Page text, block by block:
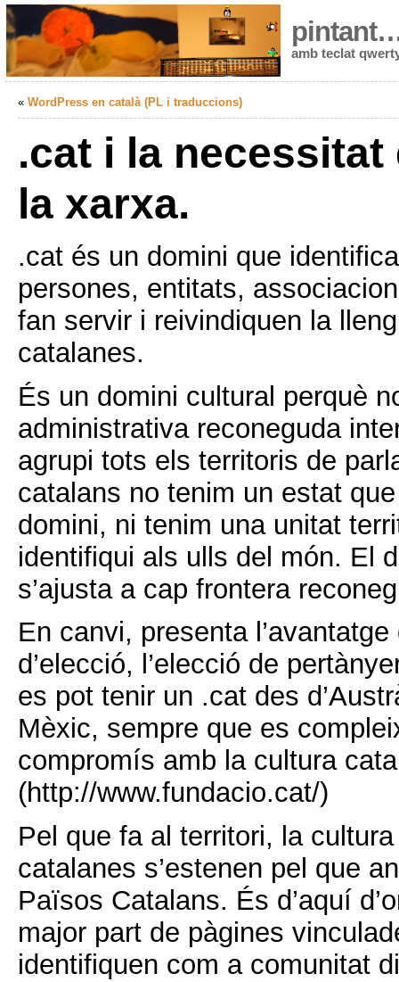
amb teclat
« WordPress en català (PL i traduccions)
.cat i la necessitat
la xarxa.
.cat és un domini que
persones, entitats,
fan servir i reivindiquen la
catalanes.
És un domini cultural perquè
administrativa reconeguda
agrupi tots els territoris de
catalans no tenim un estat
domini, ni tenim una unitat
identifiqui als ulls del món. El
s’ajusta a cap frontera
En canvi, presenta
d’elecció, l’elecció de
es pot tenir un .cat des
Mèxic, sempre que es
compromís amb la cultura
(http://www.fundacio.cat/)
Pel que fa al territori, la
catalanes s’estenen pel que
Països Catalans. És d’aquí
major part de pàgines
identifiquen com a comunitat